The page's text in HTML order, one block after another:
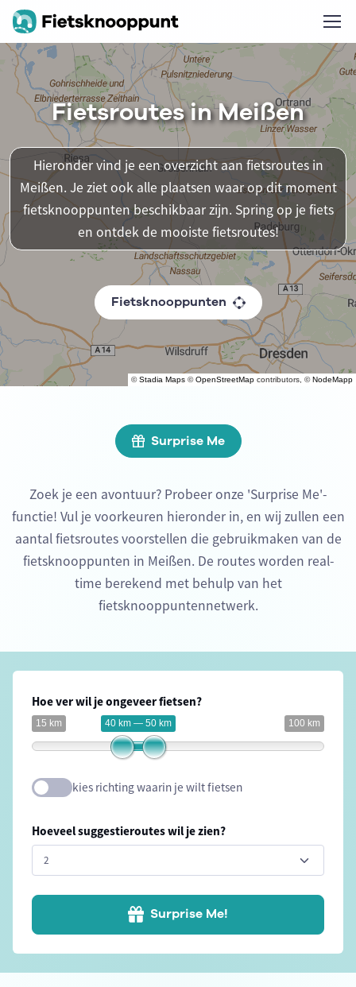
©Stadia Maps ©OpenStreetMap contributors, ©NodeMapp
Fietsroutes in Meißen
Hieronder vind je een overzicht aan fietsroutes in
Meißen. Je ziet ook alle plaatsen waar op dit moment
fietsknooppunten beschikbaar zijn. Spring op je fiets
en ontdek de mooiste fietsroutes!
Fietsknooppunten
Surprise Me
Zoek je een avontuur? Probeer onze 'Surprise Me'-
functie! Vul je voorkeuren hieronder in, en wij zullen een
aantal fietsroutes voorstellen die gebruikmaken van de
fietsknooppunten in Meißen. De routes worden real-
time berekend met behulp van het
fietsknooppuntennetwerk.
Hoe ver wil je ongeveer fietsen?
15 km 100 km
40 km — 50 km
kies richting waarin je wilt fietsen
Hoeveel suggestieroutes wil je zien?
Surprise Me!